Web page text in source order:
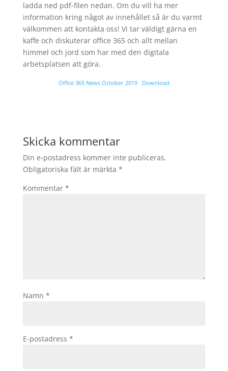
ladda ned pdf-filen nedan. Om du vill ha mer
information kring något av innehållet så är du varmt
välkommen att kontakta oss! Vi tar väldigt gärna en
kaffe och diskuterar office 365 och allt mellan
himmel och jord som har med den digitala
arbetsplatsen att göra.
Office 365 News October 2019 Download
Skicka kommentar
Din e-postadress kommer inte publiceras.
Obligatoriska fält är märkta *
Kommentar *
Namn *
E-postadress *